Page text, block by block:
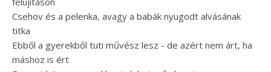
Csehov és a pelenka, avagy a babák nyugodt alvásának
titka
Ebből a gyerekből tuti művész lesz - de azért nem árt, ha
máshoz is ért